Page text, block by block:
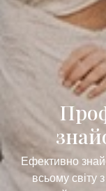
Ефективно
всьому світу